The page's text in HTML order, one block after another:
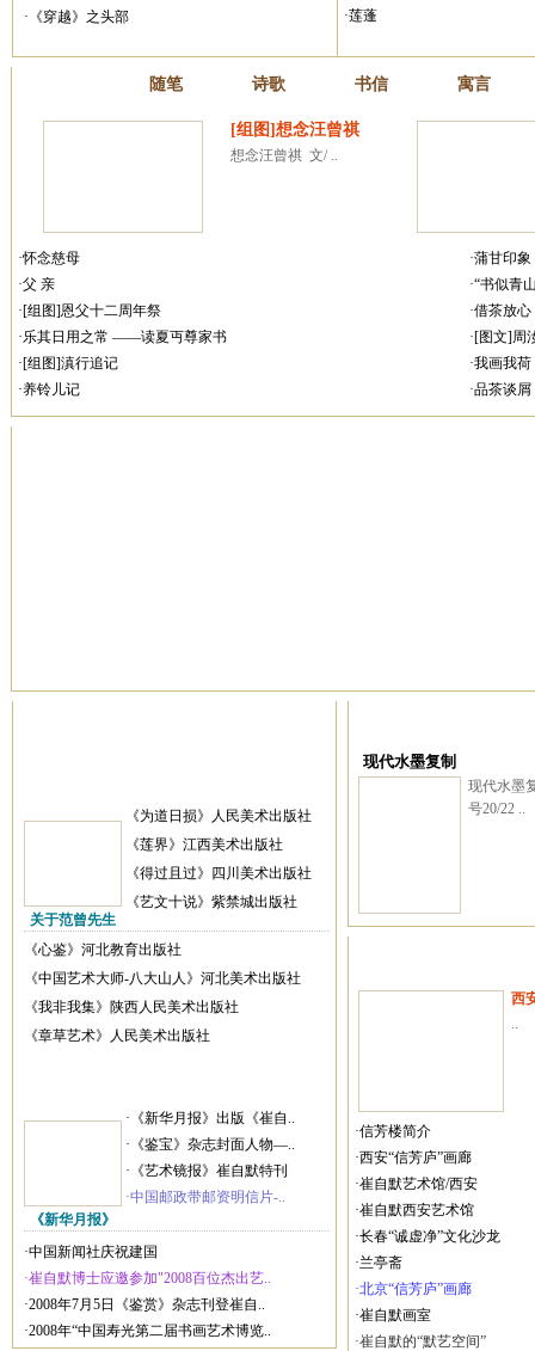
·《穿越》之头部 ·莲蓬
随笔 诗歌 书信 寓言
[组图]想念汪曾祺
想念汪曾祺  文/ ..
·怀念慈母
·蒲甘印象
·父 亲
·“书似青
·[组图]恩父十二周年祭
·借茶放心
·乐其日用之常 ——读夏丏尊家书
·[图文]
·[组图]滇行追记
·我画我荷
·养铃儿记
·品茶谈屑
关于范曾先生
《为道日损》人民美术出版社
《莲界》江西美术出版社
《得过且过》四川美术出版社
《艺文十说》紫禁城出版社
《心鉴》河北教育出版社
《中国艺术大师-八大山人》河北美术出版社
《我非我集》陕西人民美术出版社
《章草艺术》人民美术出版社
《新华月报》
·《新华月报》出版《崔自..
·《鉴宝》杂志封面人物—..
·《艺术镜报》崔自默特刊
·中国邮政带邮资明信片-..
·中国新闻社庆祝建国
·崔自默博士应邀参加"2008百位杰出艺..
·2008年7月5日《鉴赏》杂志刊登崔自..
·2008年“中国寿光第二届书画艺术博览..
现代水墨复制
现代水墨
号20/22 ..
西
..
·信芳楼简介
·西安“信芳庐”画廊
·崔自默艺术馆/西安
·崔自默西安艺术馆
·长春“诚虚净”文化沙龙
·兰亭斋
·北京“信芳庐”画廊
·崔自默画室
·崔自默的“默艺空间”